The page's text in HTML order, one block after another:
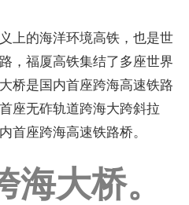
上的海洋环境高铁，也是世
，福厦高铁集结了多座世界
桥是国内首座跨海高速铁路
座无砟轨道跨海大跨斜拉
首座跨海高速铁路桥。
海大桥。